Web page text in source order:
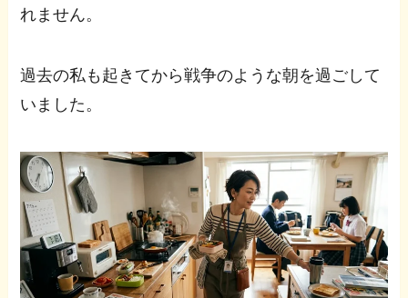
れません。
過去の私も起きてから戦争のような朝を過ごして
いました。